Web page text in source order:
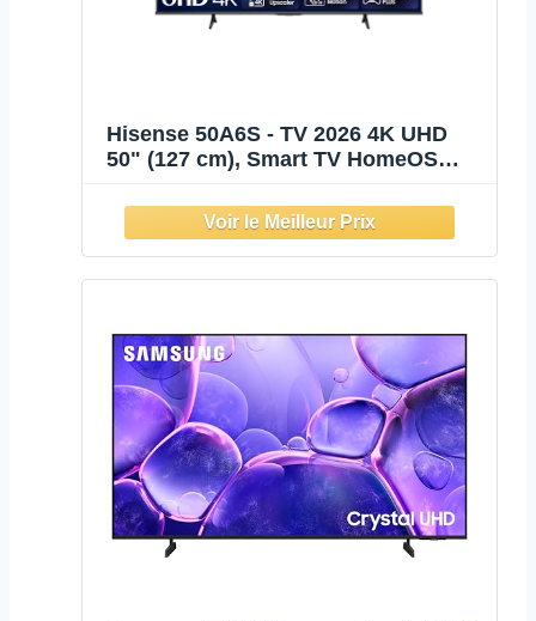
Hisense 50A6S - TV 2026 4K UHD
50" (127 cm), Smart TV HomeOS
Plus (VRR 60Hz), DTS Virtual:X,
Alexa Intégrée, Noir